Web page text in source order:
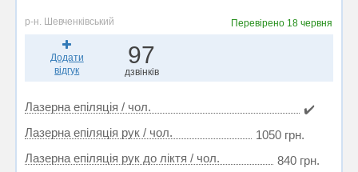
р-н. Шевченківський Перевірено 18 червня
Додати
відгук
97
дзвінків
Лазерна епіляція / чол.
✔️
Лазерна епіляція рук / чол.
1050 грн.
Лазерна епіляція рук до ліктя / чол.
840 грн.